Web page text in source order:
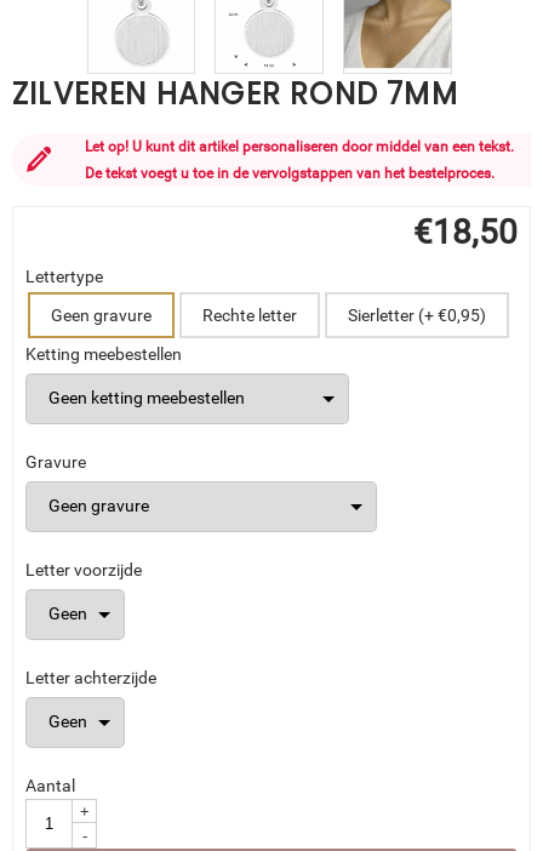
ZILVEREN HANGER ROND 7MM
Let op! U kunt dit artikel personaliseren door middel van een tekst.
De tekst voegt u toe in de vervolgstappen van het bestelproces.
€18,50
Lettertype
Geen gravure
Rechte letter
Sierletter (+ €0,95)
Ketting meebestellen
Gravure
Letter voorzijde
Letter achterzijde
Aantal
+
-